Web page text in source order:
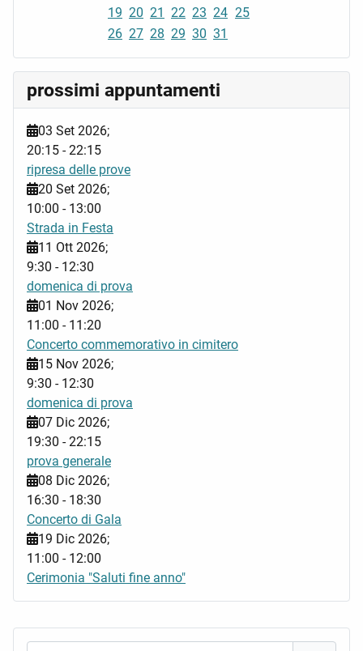
19 20 21 22 23 24 25
26 27 28 29 30 31
prossimi appuntamenti
03 Set 2026;
20:15 -22:15
ripresa delle prove
20 Set 2026;
10:00 - 13:00
Strada in Festa
11 Ott 2026;
9:30 - 12:30
domenica di prova
01 Nov 2026;
11:00 - 11:20
Concerto commemorativo in cimitero
15 Nov 2026;
9:30 - 12:30
domenica di prova
07 Dic 2026;
19:30 -22:15
prova generale
08 Dic 2026;
16:30 - 18:30
Concerto di Gala
19 Dic 2026;
11:00 - 12:00
Cerimonia "Saluti fine anno"